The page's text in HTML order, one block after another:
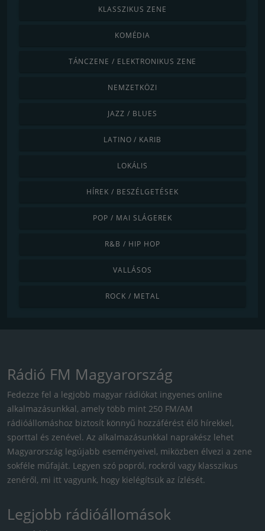
KLASSZIKUS ZENE
KOMÉDIA
TÁNCZENE / ELEKTRONIKUS ZENE
NEMZETKÖZI
JAZZ / BLUES
LATINO / KARIB
LOKÁLIS
HÍREK / BESZÉLGETÉSEK
POP / MAI SLÁGEREK
R&B / HIP HOP
VALLÁSOS
ROCK / METAL
Rádió FM Magyarország
Fedezze fel a legjobb magyar rádiókat ingyenes online
alkalmazásunkkal, amely több mint 250 FM/AM
rádióállomáshoz biztosít könnyű hozzáférést élő hírekkel,
sporttal és zenével. Az alkalmazásunkkal naprakész lehet
Magyarország legújabb eseményeivel, miközben élvezi a zene
sokféle műfaját. Legyen szó popról, rockról vagy klasszikus
zenéről, mi itt vagyunk, hogy kielégítsük az ízlését.
Legjobb rádióállomások